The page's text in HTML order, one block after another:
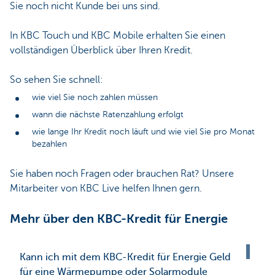
Sie noch nicht Kunde bei uns sind.
In KBC Touch und KBC Mobile erhalten Sie einen
vollständigen Überblick über Ihren Kredit.
So sehen Sie schnell:​
wie viel Sie noch zahlen müssen
wann die nächste Ratenzahlung erfolgt
wie lange Ihr Kredit noch läuft und wie viel Sie pro Monat
bezahlen
Sie haben noch Fragen oder brauchen Rat? Unsere
Mitarbeiter von KBC Live helfen Ihnen gern.
Mehr über den KBC-Kredit für Energie
Kann ich mit dem KBC-Kredit für Energie Geld
für eine Wärmepumpe oder Solarmodule